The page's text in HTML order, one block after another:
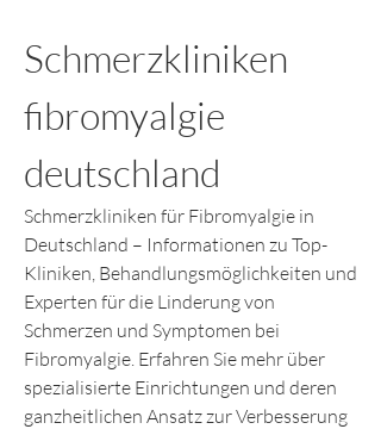
Schmerzkliniken
fibromyalgie
deutschland
Schmerzkliniken für Fibromyalgie in
Deutschland – Informationen zu Top-
Kliniken, Behandlungsmöglichkeiten und
Experten für die Linderung von
Schmerzen und Symptomen bei
Fibromyalgie. Erfahren Sie mehr über
spezialisierte Einrichtungen und deren
ganzheitlichen Ansatz zur Verbesserung